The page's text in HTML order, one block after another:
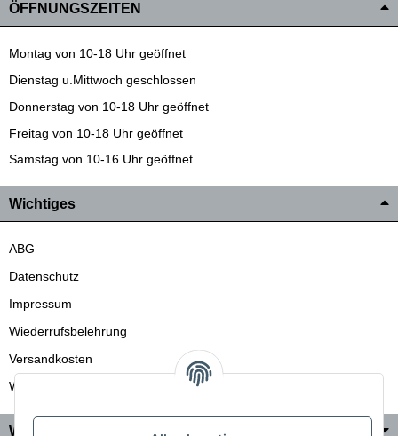
ÖFFNUNGSZEITEN
Montag von 10-18 Uhr geöffnet
Dienstag u.Mittwoch geschlossen
Donnerstag von 10-18 Uhr geöffnet
Freitag von 10-18 Uhr geöffnet
Samstag von 10-16 Uhr geöffnet
Wichtiges
ABG
Datenschutz
Impressum
Wiederrufsbelehrung
Versandkosten
Wir liefern auch in die Schweiz
Wo Sie uns finden